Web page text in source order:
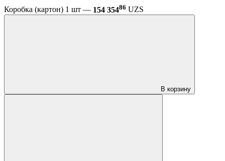
Коробка (картон) 1 шт — 154 35486 UZS
В корзину